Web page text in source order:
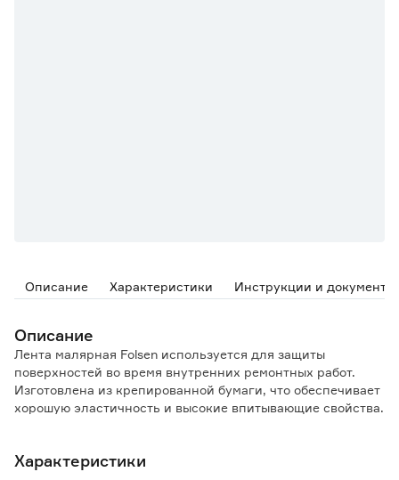
Описание Характеристики Инструкции и документы
Описание
Лента малярная Folsen используется для защиты
поверхностей во время внутренних ремонтных работ.
Изготовлена из крепированной бумаги, что обеспечивает
хорошую эластичность и высокие впитывающие свойства.
Подходит для красок на водной основе и на основе
Характеристики